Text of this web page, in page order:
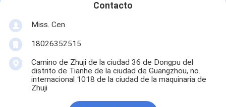
Contacto
Miss. Cen
18026352515
Camino de Zhuji de la ciudad 36 de Dongpu del
distrito de Tianhe de la ciudad de Guangzhou, no.
internacional 1018 de la ciudad de la maquinaria de
Zhuji